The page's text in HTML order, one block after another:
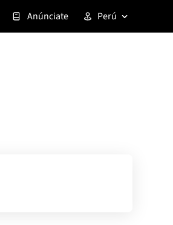
Anúnciate Perú